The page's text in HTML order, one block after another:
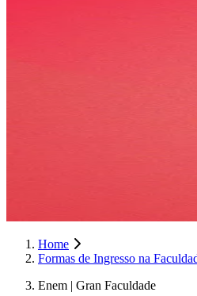
Home
Formas de Ingresso na
Enem | Gran Faculdade